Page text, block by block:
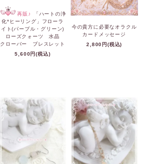
再販♪
「ハートの浄
化*ヒーリング」フローラ
イト(パープル・グリーン)
ローズクォーツ 水晶
クローバー ブレスレット
5,600円(税込)
今の貴方に必要なオラクル
カードメッセージ
2,800円(税込)